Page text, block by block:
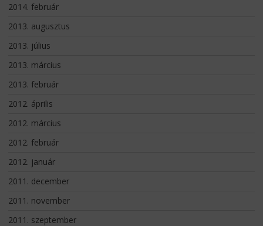
2014. február
2013. augusztus
2013. július
2013. március
2013. február
2012. április
2012. március
2012. február
2012. január
2011. december
2011. november
2011. szeptember